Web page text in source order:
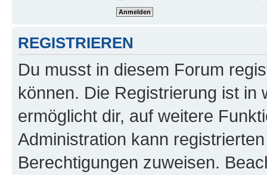
REGISTRIEREN
Du musst in diesem Forum
können. Die Registrierung ist in
ermöglicht dir, auf weitere
Administration kann
Berechtigungen zuweisen.